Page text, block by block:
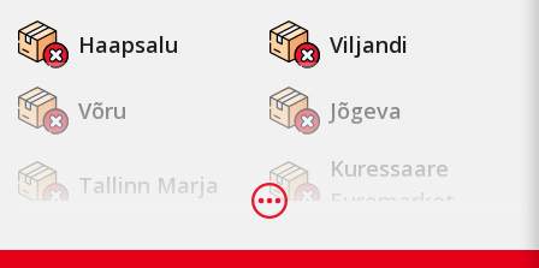
Haapsalu Viljandi
Võru Jõgeva
Tallinn Marja
Kuressaare
Euromarket
Tallinn